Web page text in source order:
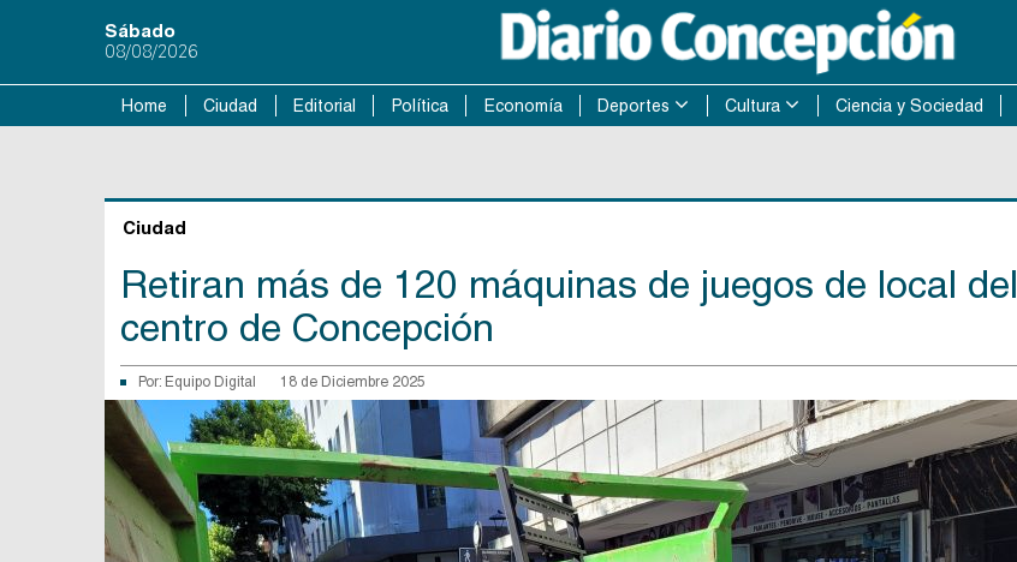
Sábado
08/08/2026
Home Ciudad Editorial Política Economía Deportes Cultura Ciencia y Sociedad
Ciudad
Retiran más de 120 máquinas de juegos de local del
centro de Concepción
Por: Equipo Digital 18 de Diciembre 2025